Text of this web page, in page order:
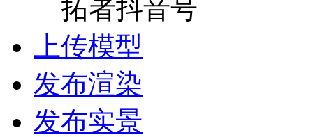
拓者抖音号
上传模型
发布渲染
发布实景